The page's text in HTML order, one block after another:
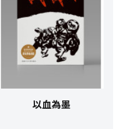
以血為墨